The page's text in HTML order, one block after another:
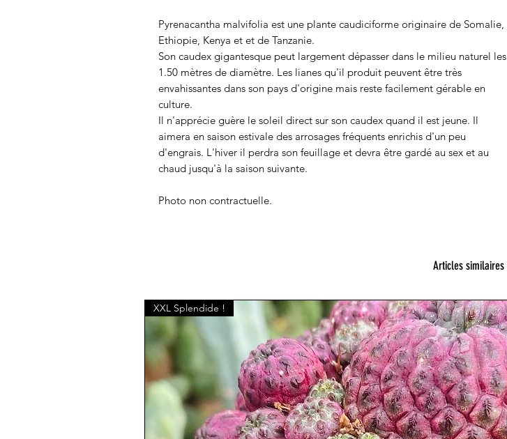
Pyrenacantha malvifolia est une plante caudiciforme originaire de Somalie,
Ethiopie, Kenya et et de Tanzanie.
Son caudex gigantesque peut largement dépasser dans le milieu naturel les
1.50 mètres de diamètre. Les lianes qu'il produit peuvent être très
envahissantes dans son pays d'origine mais reste facilement gérable en
culture.
Il n'apprécie guère le soleil direct sur son caudex quand il est jeune. Il
aimera en saison estivale des arrosages fréquents enrichis d'un peu
d'engrais. L'hiver il perdra son feuillage et devra être gardé au sex et au
chaud jusqu'à la saison suivante.
Photo non contractuelle.
Articles similaires
XXL Splendide !